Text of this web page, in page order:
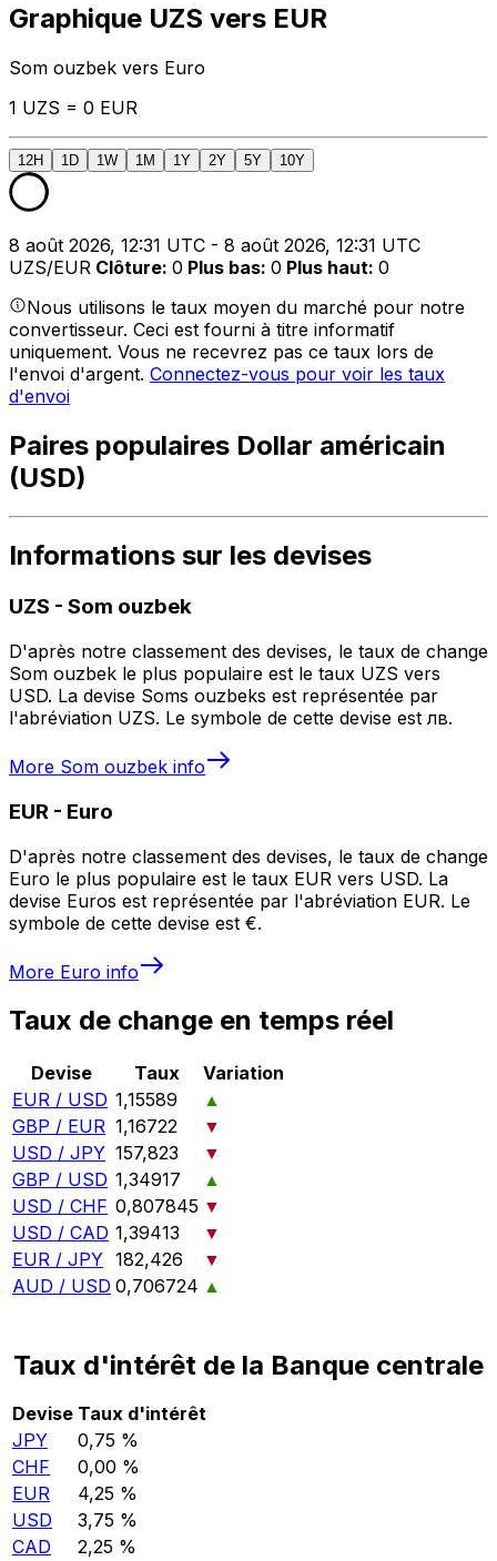
Graphique UZS vers EUR
Som ouzbek vers Euro
1 UZS = 0 EUR
12H 1D 1W 1M 1Y 2Y 5Y 10Y
8 août 2026, 12:31 UTC - 8 août 2026, 12:31 UTC
UZS/EUR Clôture: 0 Plus bas: 0 Plus haut: 0
Nous utilisons le taux moyen du marché pour notre
convertisseur. Ceci est fourni à titre informatif
uniquement. Vous ne recevrez pas ce taux lors de
l'envoi d'argent. Connectez-vous pour voir les taux
d'envoi
Paires populaires Dollar américain
(USD)
Informations sur les devises
UZS - Som ouzbek
D'après notre classement des devises, le taux de change
Som ouzbek le plus populaire est le taux UZS vers
USD. La devise Soms ouzbeks est représentée par
l'abréviation UZS. Le symbole de cette devise est лв.
More Som ouzbek info
EUR - Euro
D'après notre classement des devises, le taux de change
Euro le plus populaire est le taux EUR vers USD. La
devise Euros est représentée par l'abréviation EUR. Le
symbole de cette devise est €.
More Euro info
Taux de change en temps réel
Devise Taux
Variation
EUR / USD 1,15589
▲
GBP / EUR 1,16722
▼
USD / JPY 157,823
▼
GBP / USD 1,34917
▲
USD / CHF 0,807845 ▼
USD / CAD 1,39413
▼
EUR / JPY 182,426
▼
AUD / USD 0,706724 ▲
Taux d'intérêt de la Banque centrale
Devise Taux d'intérêt
JPY
0,75 %
CHF
0,00 %
EUR
4,25 %
USD
3,75 %
CAD
2,25 %